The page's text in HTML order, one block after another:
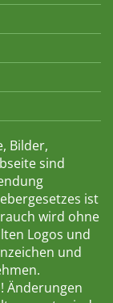
Bilder,
sind
ist
wird ohne
Logos und
und
Änderungen